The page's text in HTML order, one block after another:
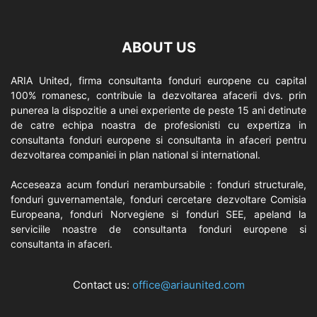
ABOUT US
ARIA United, firma consultanta fonduri europene cu capital
100% romanesc, contribuie la dezvoltarea afacerii dvs. prin
punerea la dispozitie a unei experiente de peste 15 ani detinute
de catre echipa noastra de profesionisti cu expertiza in
consultanta fonduri europene si consultanta in afaceri pentru
dezvoltarea companiei in plan national si international.
Acceseaza acum fonduri nerambursabile : fonduri structurale,
fonduri guvernamentale, fonduri cercetare dezvoltare Comisia
Europeana, fonduri Norvegiene si fonduri SEE, apeland la
serviciile noastre de consultanta fonduri europene si
consultanta in afaceri.
Contact us: office@ariaunited.com